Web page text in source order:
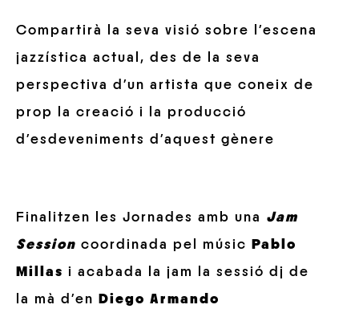
Compartirà la seva visió sobre l’escena
jazzística actual, des de la seva
perspectiva d’un artista que coneix de
prop la creació i la producció
d’esdeveniments d’aquest gènere
Finalitzen les Jornades amb una Jam
Session coordinada pel músic
Pablo
Millas i acabada la jam la sessió dj de
la mà d’en
Diego Armando